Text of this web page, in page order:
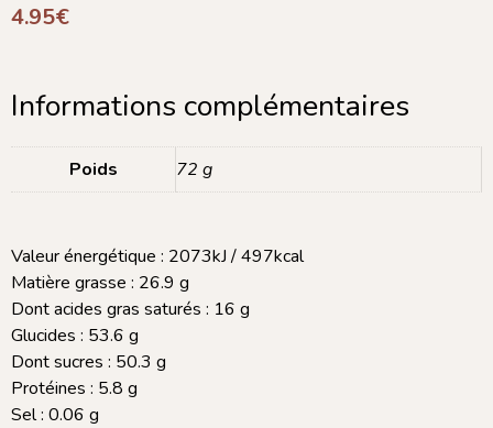
4.95€
Informations complémentaires
Poids 72 g
Valeur énergétique : 2073kJ / 497kcal
Matière grasse : 26.9 g
Dont acides gras saturés : 16 g
Glucides : 53.6 g
Dont sucres : 50.3 g
Protéines : 5.8 g
Sel : 0.06 g